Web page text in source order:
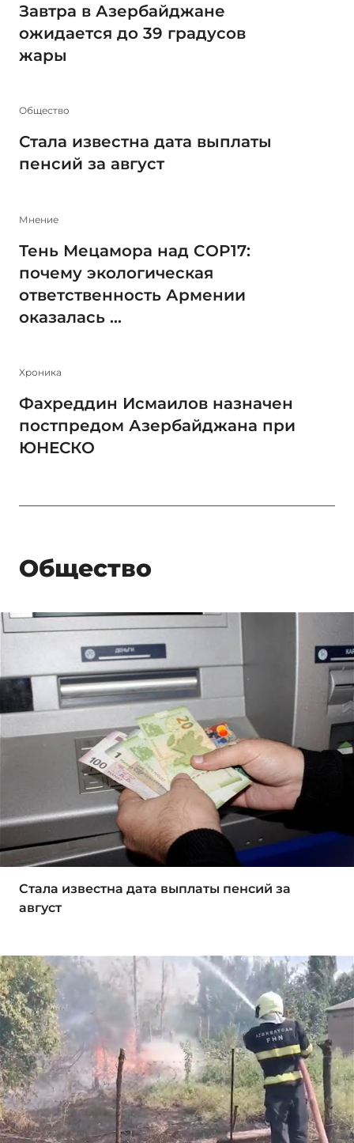
Завтра в Азербайджане
ожидается до 39 градусов
жары
Общество
Стала известна дата выплаты
пенсий за август
Мнение
Тень Мецамора над COP17:
почему экологическая
ответственность Армении
оказалась ...
Xроника
Фахреддин Исмаилов назначен
постпредом Азербайджана при
ЮНЕСКО
Общество
Стала известна дата выплаты пенсий за
август